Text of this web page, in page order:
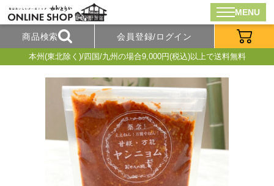
MENU
商品検索 会員登録/ログイン
本州(東北除く)/四国/九州の場合9,000円(税込)以上で送料無料